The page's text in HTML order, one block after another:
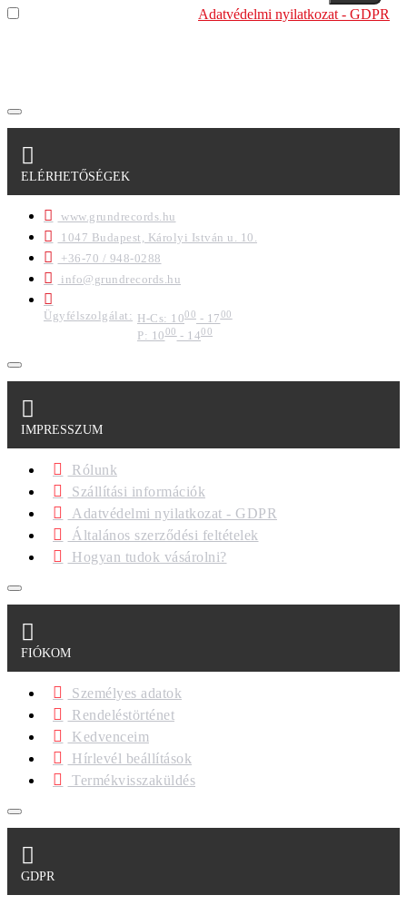
Adatvédelmi nyilatkozat - GDPR
ELÉRHETŐSÉGEK
www.grundrecords.hu
1047 Budapest, Károlyi István u. 10.
+36-70 / 948-0288
info@grundrecords.hu
Ügyfélszolgálat: H-Cs: 1000 - 1700
P: 1000- 1400
IMPRESSZUM
Rólunk
Szállítási információk
Adatvédelmi nyilatkozat - GDPR
Általános szerződési feltételek
Hogyan tudok vásárolni?
FIÓKOM
Személyes adatok
Rendeléstörténet
Kedvenceim
Hírlevél beállítások
Termékvisszaküldés
GDPR